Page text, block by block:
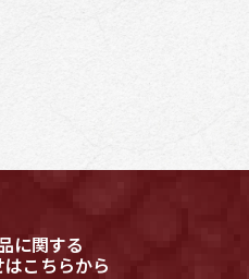
に関する
こちらから